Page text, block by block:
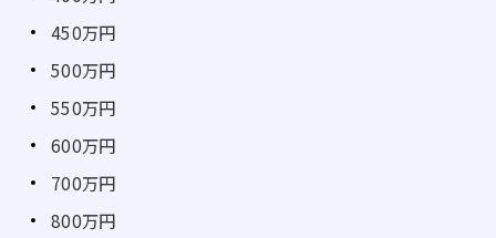
450万円
500万円
550万円
600万円
700万円
800万円